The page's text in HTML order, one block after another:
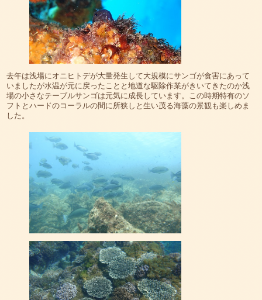
去年は浅場にオニヒトデが大量発生して大規模にサンゴが食害にあって
いましたが水温が元に戻ったことと地道な駆除作業がきいてきたのか浅
場の小さなテーブルサンゴは元気に成長しています。この時期特有のソ
フトとハードのコーラルの間に所狭しと生い茂る海藻の景観も楽しめま
した。